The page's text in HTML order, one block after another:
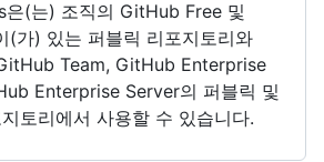
(는) 조직의 GitHub Free 및
(가) 있는 퍼블릭 리포지토리와
Team, GitHub Enterprise
Enterprise Server의 퍼블릭 및
토리에서 사용할 수 있습니다.